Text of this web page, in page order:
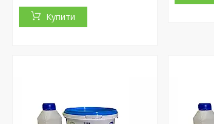
Купити